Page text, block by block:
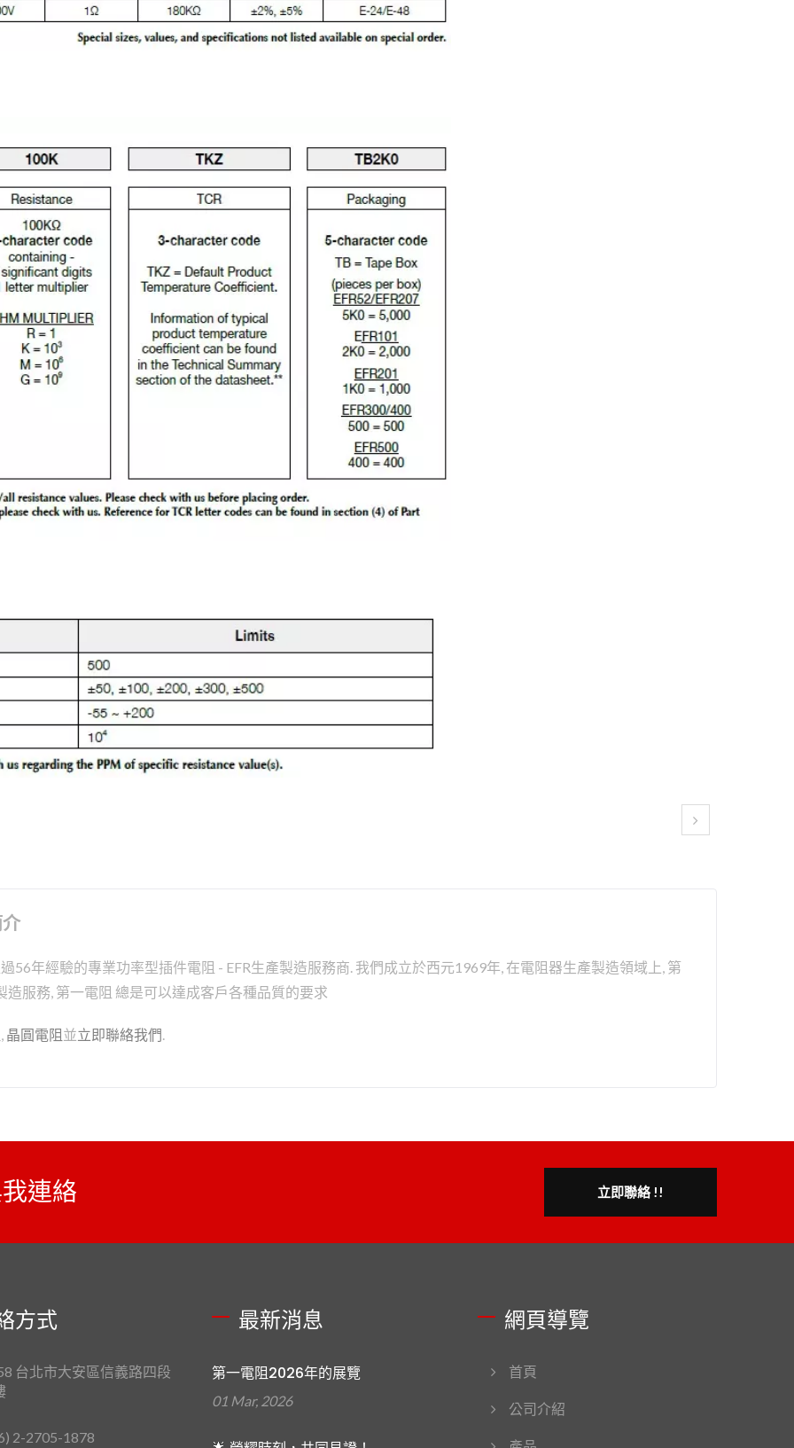
56年經驗的專業功率型插件電阻 - EFR生產製造服務商. 我們成立於西元1969年, 在電阻器生產製造領域上, 第
服務, 第一電阻 總是可以達成客戶各種品質的要求
, 晶圓電阻並立即聯絡我們.
連絡 立即聯絡 !!
方式
台北市大安區信義路四段
2-2705-1878
最新消息
第一電阻2026年的展覽
01 Mar, 2026
網頁導覽
首頁
公司介紹